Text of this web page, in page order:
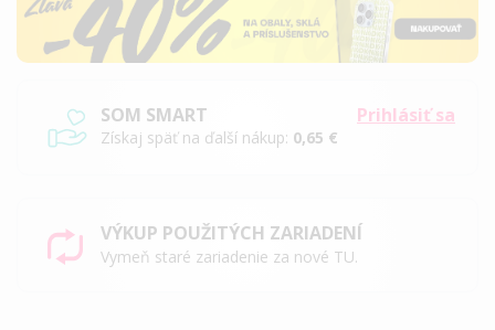
Prihlásiť sa
SOM SMART
Získaj späť na ďalší nákup: 0,65 €
VÝKUP POUŽITÝCH ZARIADENÍ
Vymeň staré zariadenie za nové TU.